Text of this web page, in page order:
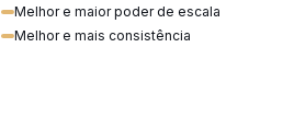
Melhor e maior poder de escala
Melhor e mais consistência